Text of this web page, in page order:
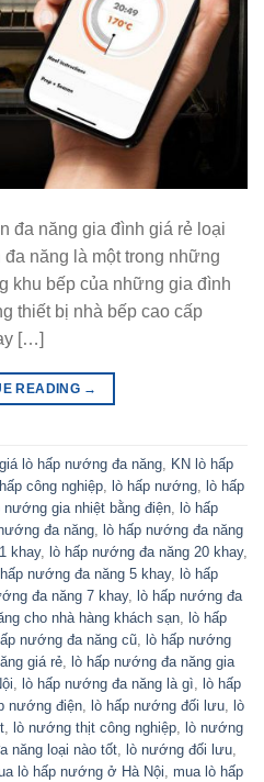
đa năng gia đình giá rẻ loại
năng là một trong những
khu bếp của những gia đình
thiết bị nhà bếp cao cấp
[…]
READING →
lò hấp nướng đa năng KN lò hấp
công nghiệp lò hấp nướng lò hấp
nướng gia nhiệt bằng điện lò hấp
đa năng lò hấp nướng đa năng
khay, lò hấp nướng đa năng 20 khay,
nướng đa năng 5 khay, lò hấp
đa năng 7 khay, lò hấp nướng đa
cho nhà hàng khách sạn lò hấp
nướng đa năng cũ lò hấp nướng
giá rẻ lò hấp nướng đa năng gia
lò hấp nướng đa năng là gì lò hấp
nướng điện lò hấp nướng đối lưu lò
lò nướng thịt công nghiệp lò nướng
năng loại nào tốt lò nướng đối lưu
lò hấp nướng ở Hà Nội mua lò hấp